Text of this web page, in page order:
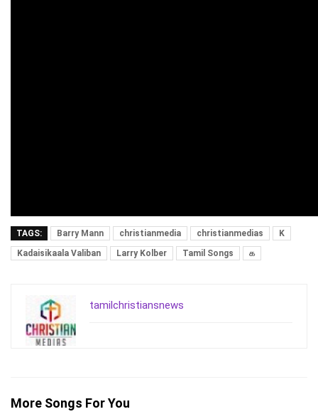
TAGS: Barry Mann christianmedia christianmedias
K
Kadaisikaala Valiban
Larry Kolber Tamil Songs க
tamilchristiansnews
More Songs For You